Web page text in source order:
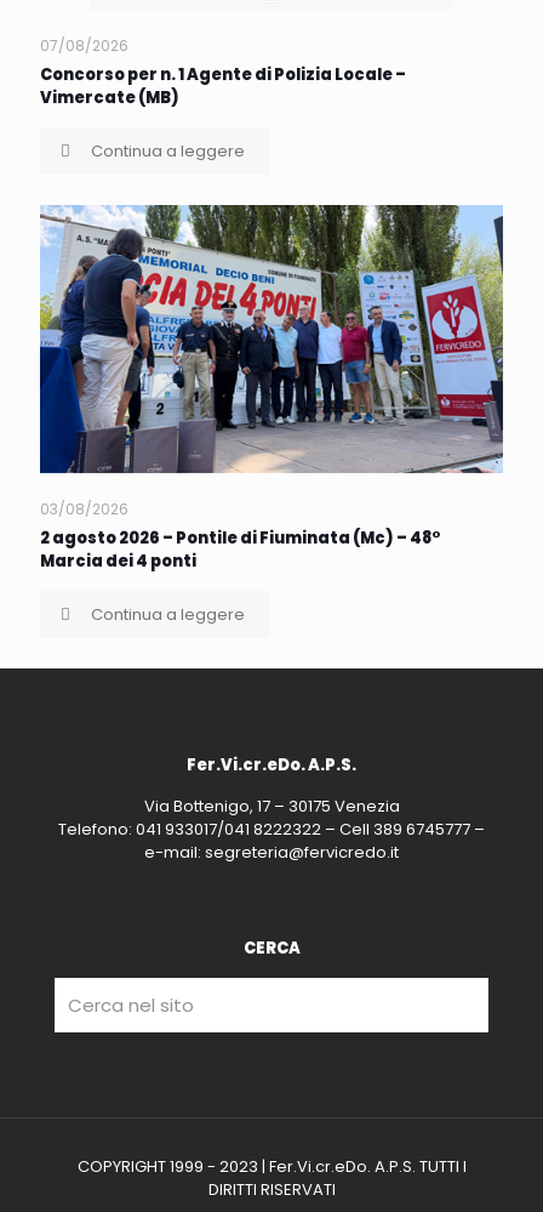
07/08/2026
Concorso per n. 1 Agente di Polizia Locale –
Vimercate (MB)
Continua a leggere
03/08/2026
2 agosto 2026 – Pontile di Fiuminata (Mc) – 48°
Marcia dei 4 ponti
Continua a leggere
Fer.Vi.cr.eDo. A.P.S.
Via Bottenigo, 17 – 30175 Venezia
Telefono: 041 933017/041 8222322 – Cell 389 6745777 –
e-mail: segreteria@fervicredo.it
CERCA
COPYRIGHT 1999 - 2023 | Fer.Vi.cr.eDo. A.P.S. TUTTI I
DIRITTI RISERVATI